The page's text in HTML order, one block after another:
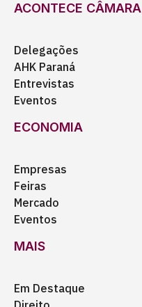
ACONTECE CÂMARA
Delegações
AHK Paraná
Entrevistas
Eventos
ECONOMIA
Empresas
Feiras
Mercado
Eventos
MAIS
Em Destaque